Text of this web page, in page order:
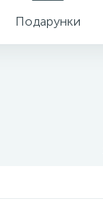
Подарунки